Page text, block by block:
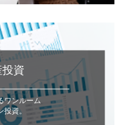
資
ワンルーム
投資。